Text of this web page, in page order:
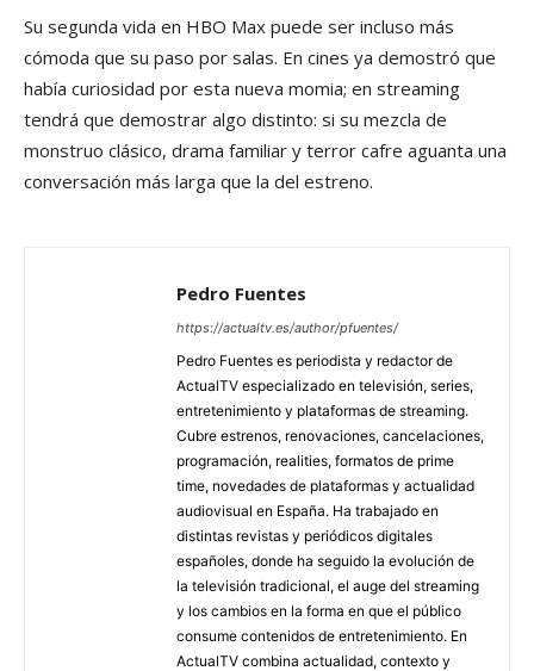
Su segunda vida en HBO Max puede ser incluso más
cómoda que su paso por salas. En cines ya demostró que
había curiosidad por esta nueva momia; en streaming
tendrá que demostrar algo distinto: si su mezcla de
monstruo clásico, drama familiar y terror cafre aguanta una
conversación más larga que la del estreno.
Pedro Fuentes
https://actualtv.es/author/pfuentes/
Pedro Fuentes es periodista y redactor de
ActualTV especializado en televisión, series,
entretenimiento y plataformas de streaming.
Cubre estrenos, renovaciones, cancelaciones,
programación, realities, formatos de prime
time, novedades de plataformas y actualidad
audiovisual en España. Ha trabajado en
distintas revistas y periódicos digitales
españoles, donde ha seguido la evolución de
la televisión tradicional, el auge del streaming
y los cambios en la forma en que el público
consume contenidos de entretenimiento. En
ActualTV combina actualidad, contexto y